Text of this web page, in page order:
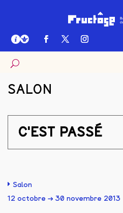
SALON
C'EST PASSÉ
Salon
12 octobre → 30 novembre 2013